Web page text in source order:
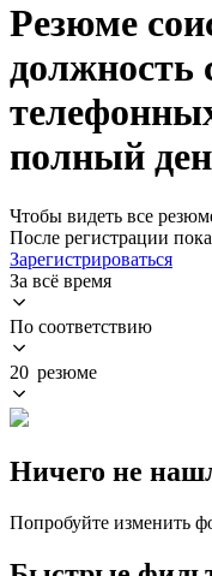
Резюме
должность
полный
Чтобы видеть все
После регистрации
Зарегистрироваться
За всё время
По соответствию
20 резюме
Ничего не
Попробуйте изменить